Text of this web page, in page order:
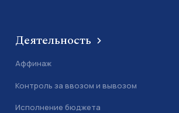
Деятельность
Аффинаж
Контроль за ввозом и вывозом
Исполнение бюджета